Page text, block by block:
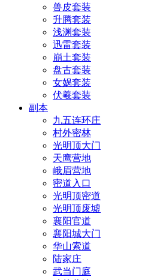
兽皮套装
升腾套装
浅渊套装
迅雷套装
崩土套装
盘古套装
女娲套装
伏羲套装
副本
九五连环庄
村外密林
光明顶大门
天鹰营地
峨眉营地
密道入口
光明顶密道
光明顶废墟
襄阳官道
襄阳城大门
华山索道
陆家庄
武当门庭